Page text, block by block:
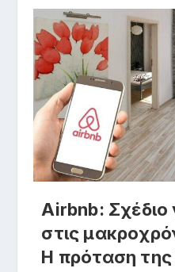
Airbnb: Σχέδιο
στις
Η πρόταση